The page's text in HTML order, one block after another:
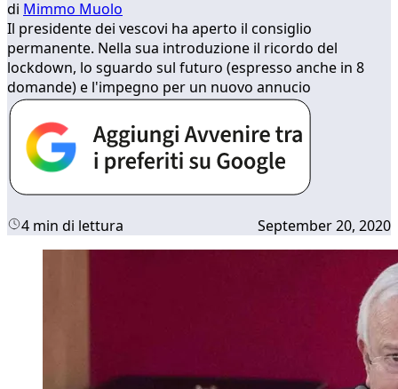
di Mimmo Muolo
Il presidente dei vescovi ha aperto il consiglio
permanente. Nella sua introduzione il ricordo del
lockdown, lo sguardo sul futuro (espresso anche in 8
domande) e l'impegno per un nuovo annucio
4 min di lettura September 20, 2020